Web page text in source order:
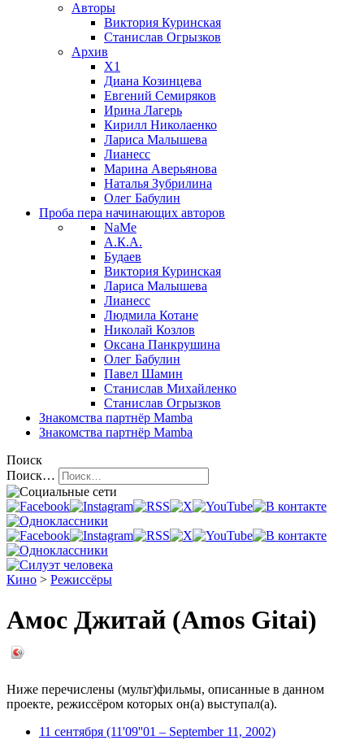
Авторы
Виктория Куринская
Станислав Огрызков
Архив
X1
Диана Козинцева
Евгений Семиряков
Ирина Лагерь
Кирилл Николаенко
Лариса Малышева
Лианесс
Марина Аверьянова
Наталья Зубрилина
Олег Бабулин
Проба пера начинающих авторов
NaMe
А.К.А.
Будаев
Виктория Куринская
Лариса Малышева
Лианесс
Людмила Котане
Николай Козлов
Оксана Панкрушина
Олег Бабулин
Павел Шамин
Станислав Михайленко
Станислав Огрызков
Знакомства партнёр Mamba
Знакомства партнёр Mamba
Поиск
Поиск…
Кино > Режиссёры
Амос Джитай (Amos Gitai)
Ниже перечислены (мульт)фильмы, описанные в данном
проекте, режиссёром которых он(а) выступал(а).
11 сентября (11'09''01 – September 11, 2002)